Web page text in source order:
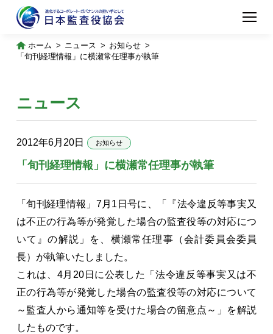
ホーム ニュース
お知らせ
「旬刊経理情報」に横瀬常任理事が執筆
ニュース
2012年6月20日 お知らせ
「旬刊経理情報」に横瀬常任理事が執筆
「旬刊経理情報」7月1日号に、「『法令違反等事実又
は不正の行為等が発覚した場合の監査役等の対応につ
いて』の解説」を、横瀬常任理事（会計委員会委員
長）が執筆いたしました。
これは、4月20日に公表した「法令違反等事実又は不
正の行為等が発覚した場合の監査役等の対応について
～監査人から通知等を受けた場合の留意点～」を解説
したものです。